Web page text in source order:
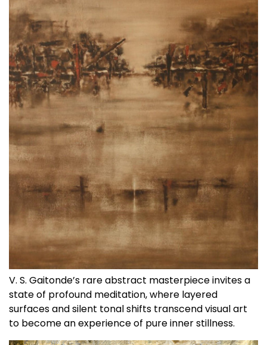
V. S. Gaitonde’s rare abstract masterpiece invites a
state of profound meditation, where layered
surfaces and silent tonal shifts transcend visual art
to become an experience of pure inner stillness.